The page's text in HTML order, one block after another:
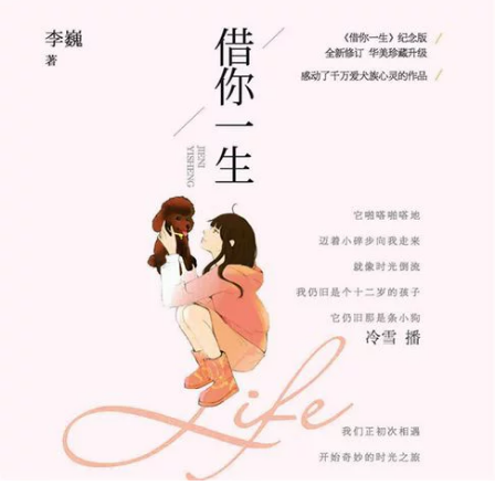
天天免運 養生保健 民生用品
3C家電
男裝 情趣用品
電子/紙本書
HOT